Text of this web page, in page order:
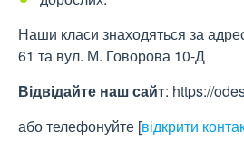
Наши класи знаходяться за
61 та вул. М. Говорова 10-Д
Відвідайте наш сайт: https://
або телефонуйте [відкрити